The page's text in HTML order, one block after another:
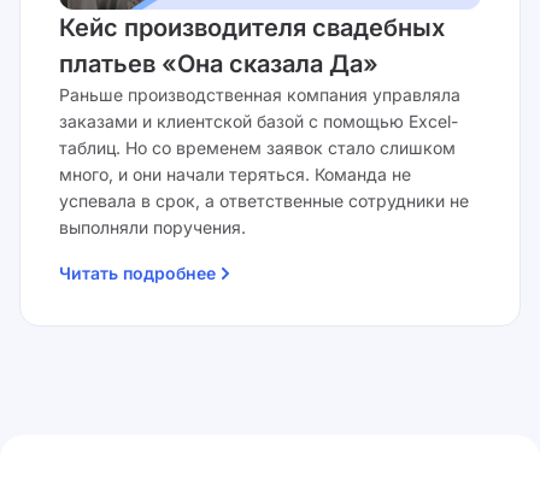
Кейс производителя свадебных
платьев «Она сказала Да»
Раньше производственная компания управляла
заказами и клиентской базой с помощью Excel-
таблиц. Но со временем заявок стало слишком
много, и они начали теряться. Команда не
успевала в срок, а ответственные сотрудники не
выполняли поручения.
Читать подробнее